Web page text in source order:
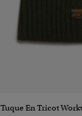
Tuque En Tricot